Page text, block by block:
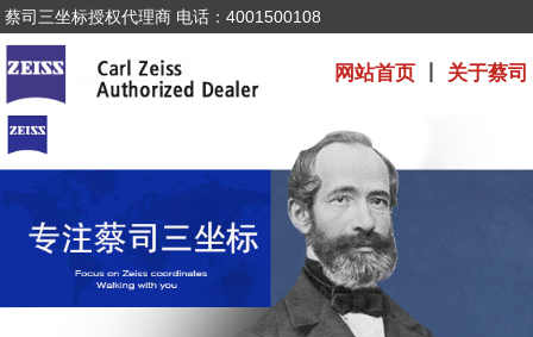
蔡司三坐标授权代理商 电话：4001500108
网站首页丨 关于蔡司